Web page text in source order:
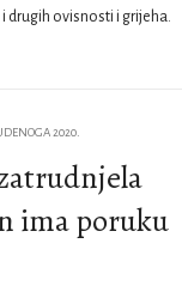
drugih ovisnosti i grijeha.
2020.
ima poruku